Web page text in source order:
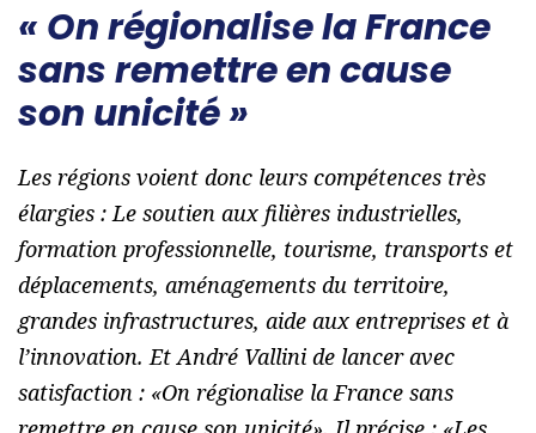
« On régionalise la France
sans remettre en cause
son unicité »
Les régions voient donc leurs compétences très
élargies : Le soutien aux filières industrielles,
formation professionnelle, tourisme, transports et
déplacements, aménagements du territoire,
grandes infrastructures, aide aux entreprises et à
l’innovation. Et André Vallini de lancer avec
satisfaction : «On régionalise la France sans